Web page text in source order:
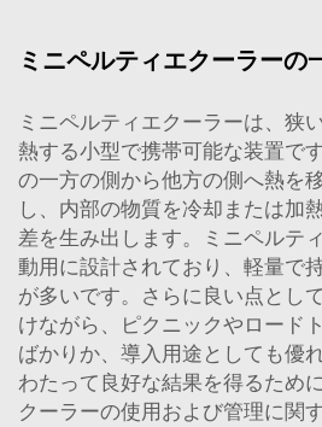
ミニペルティエクーラーの
ミニペルティエクーラーは、狭
熱する小型で携帯可能な装置で
の一方の側から他方の側へ熱を
し、内部の物質を冷却または加
差を生み出します。ミニペルテ
動用に設計されており、軽量で
が多いです。さらに良い点とし
けながら、ピクニックやロード
ばかりか、導入用途としても優
わたって良好な結果を得るため
クーラーの使用および管理に関